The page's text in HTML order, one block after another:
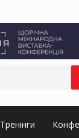
Тренінги